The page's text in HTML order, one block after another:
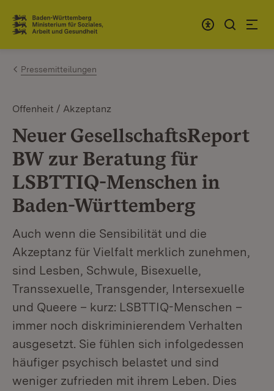
Zum Inhalt springen
Link zur Startseite
Pressemitteilungen
Offenheit / Akzeptanz
Neuer GesellschaftsReport
BW zur Beratung für
LSBTTIQ-Menschen in
Baden-Württemberg
Auch wenn die Sensibilität und die
Akzeptanz für Vielfalt merklich zunehmen,
sind Lesben, Schwule, Bisexuelle,
Transsexuelle, Transgender, Intersexuelle
und Queere – kurz: LSBTTIQ-Menschen –
immer noch diskriminierendem Verhalten
ausgesetzt. Sie fühlen sich infolgedessen
häufiger psychisch belastet und sind
weniger zufrieden mit ihrem Leben. Dies